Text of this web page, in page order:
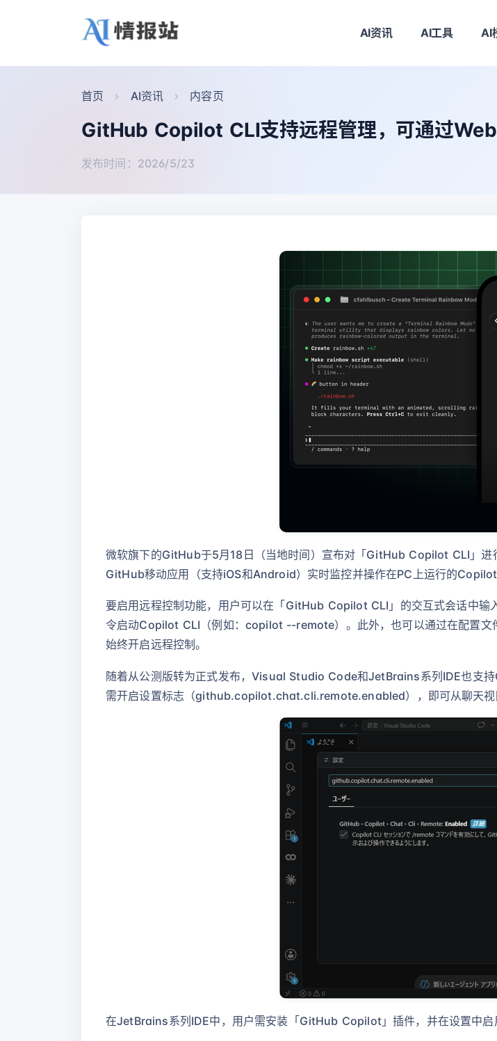
AI资讯 AI工具 AI
首页 AI资讯 内容页
GitHub Copilot CLI支持远程管理，可通过
发布时间：2026/5/23
微软旗下的GitHub于5月18日（当地时间）宣布对「GitHub Copilot CLI」进
GitHub移动应用（支持iOS和Android）实时监控并操作在PC上运行的Copilot
要启用远程控制功能，用户可以在「GitHub Copilot CLI」的交互式会话中
令启动Copilot CLI（例如：copilot --remote）。此外，也可以通过在配
始终开启远程控制。
随着从公测版转为正式发布，Visual Studio Code和JetBrains系列IDE也
需开启设置标志（github.copilot.chat.cli.remote.enabled），即可从聊天视
在JetBrains系列IDE中，用户需安装「GitHub Copilot」插件，并在设置中启